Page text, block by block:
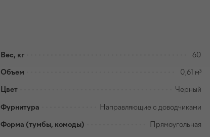
Вес, кг 60
Объем 0,61 м³
Цвет Черный
Фурнитура Направляющие с доводчиками
Форма (тумбы, комоды) Прямоугольная